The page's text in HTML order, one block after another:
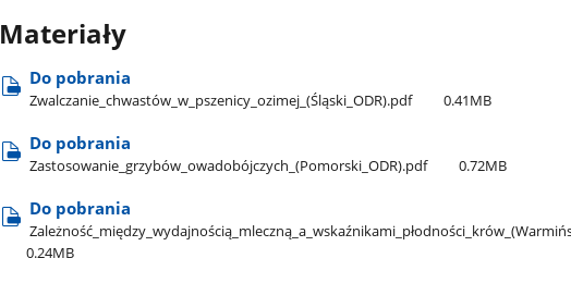
Materiały
Do pobrania
Zwalczanie​_chwastów​_w​_pszenicy​_ozimej​_(Śląski​_ODR).pdf 0.41MB
Do pobrania
Zastosowanie​_grzybów​_owadobójczych​_(Pomorski​_ODR).pdf 0.72MB
Do pobrania
0.24MB